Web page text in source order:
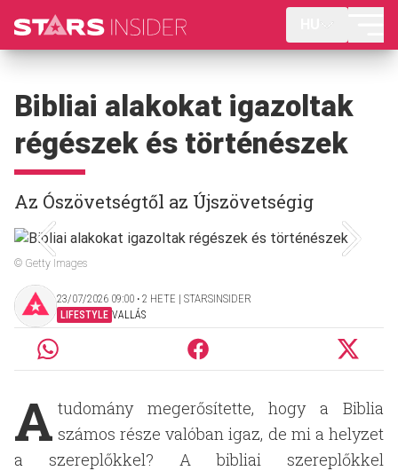
Bibliai alakokat igazoltak
régészek és történészek
Az Ószövetségtől az Újszövetségig
© Getty Images
23/07/2026 09:00 ‧ 2 HETE | STARSINSIDER
LIFESTYLE VALLÁS
A tudomány megerősítette, hogy a Biblia
számos része valóban igaz, de mi a helyzet
a szereplőkkel? A bibliai szereplőkkel